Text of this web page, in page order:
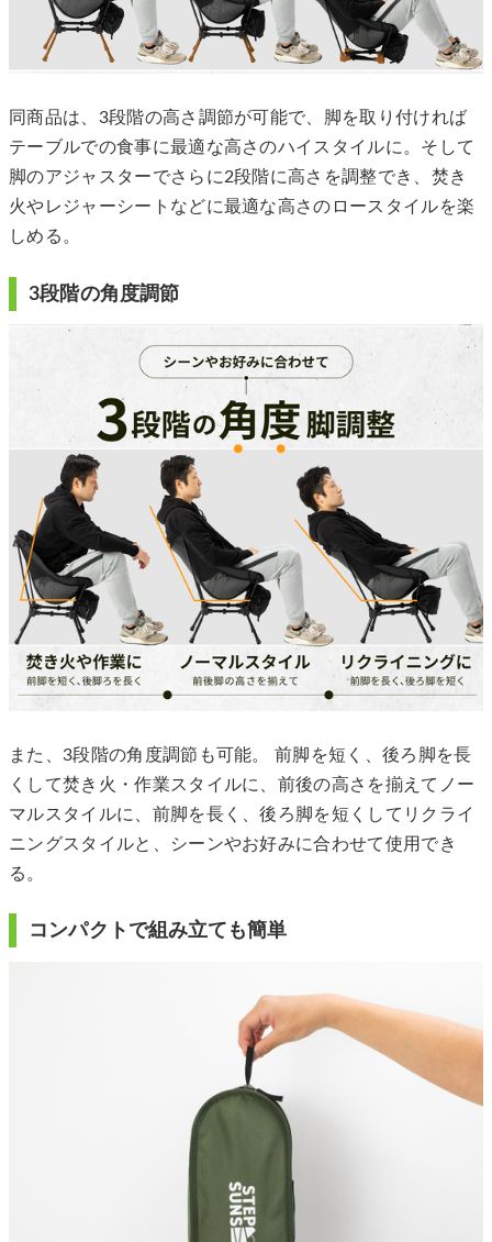
同商品は、3段階の高さ調節が可能で、脚を取り付ければ
テーブルでの食事に最適な高さのハイスタイルに。そして
脚のアジャスターでさらに2段階に高さを調整でき、焚き
火やレジャーシートなどに最適な高さのロースタイルを楽
しめる。
3段階の角度調節
また、3段階の角度調節も可能。 前脚を短く、後ろ脚を長
くして焚き火・作業スタイルに、前後の高さを揃えてノー
マルスタイルに、前脚を長く、後ろ脚を短くしてリクライ
ニングスタイルと、シーンやお好みに合わせて使用でき
る。
コンパクトで組み立ても簡単